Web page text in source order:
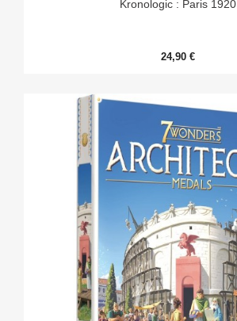
Kronologic : Paris 1920
24,90 €